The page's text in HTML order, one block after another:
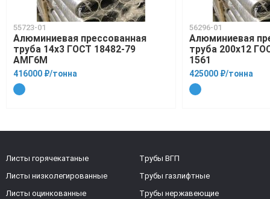
55723-01
Алюминиевая прессованная
труба 14х3 ГОСТ 18482-79
АМГ6М
416000 ₽/тонна
56296-01
Алюминиевая
труба 200х12
1561
425000 ₽/тонна
Листы горячекатаные
Листы низколегированные
Листы оцинкованные
Трубы ВГП
Трубы газлифтные
Трубы нержавеющие